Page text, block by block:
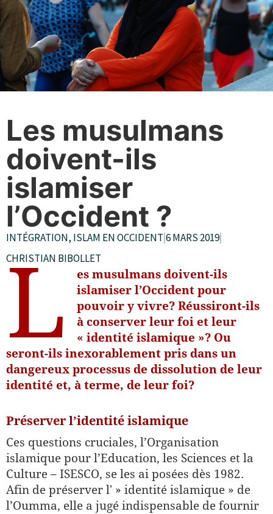
Les musulmans
doivent-ils
islamiser
l’Occident ?
INTÉGRATION, ISLAM EN OCCIDENT 6 MARS 2019|
CHRISTIAN BIBOLLET
L
es musulmans doivent-ils
islamiser l’Occident pour
pouvoir y vivre? Réussiront-ils
à conserver leur foi et leur
« identité islamique »? Ou
seront-ils inexorablement pris dans un
dangereux processus de dissolution de leur
identité et, à terme, de leur foi?
Préserver l’identité islamique
Ces questions cruciales, l’Organisation
islamique pour l’Education, les Sciences et la
Culture – ISESCO, se les ai posées dès 1982.
Afin de préserver l' » identité islamique » de
l’Oumma, elle a jugé indispensable de fournir